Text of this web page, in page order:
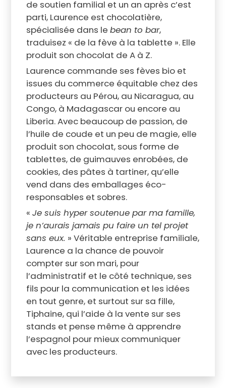
de soutien familial et un an après c’est
parti, Laurence est chocolatière,
spécialisée dans le bean to bar,
traduisez « de la fève à la tablette ». Elle
produit son chocolat de A à Z.
Laurence commande ses fèves bio et
issues du commerce équitable chez des
producteurs au Pérou, au Nicaragua, au
Congo, à Madagascar ou encore au
Liberia. Avec beaucoup de passion, de
l’huile de coude et un peu de magie, elle
produit son chocolat, sous forme de
tablettes, de guimauves enrobées, de
cookies, des pâtes à tartiner, qu’elle
vend dans des emballages éco-
responsables et sobres.
« Je suis hyper soutenue par ma famille,
je n’aurais jamais pu faire un tel projet
sans eux. » Véritable entreprise familiale,
Laurence a la chance de pouvoir
compter sur son mari, pour
l’administratif et le côté technique, ses
fils pour la communication et les idées
en tout genre, et surtout sur sa fille,
Tiphaine, qui l’aide à la vente sur ses
stands et pense même à apprendre
l’espagnol pour mieux communiquer
avec les producteurs.